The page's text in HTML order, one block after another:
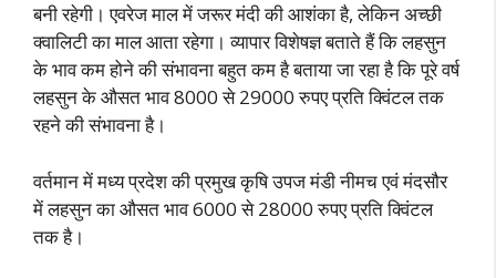
बनी रहेगी। एवरेज माल में जरूर मंदी की आशंका है, लेकिन अच्छी
क्वालिटी का माल आता रहेगा। व्यापार विशेषज्ञ बताते हैं कि लहसुन
के भाव कम होने की संभावना बहुत कम है बताया जा रहा है कि पूरे वर्ष
लहसुन के औसत भाव 8000 से 29000 रुपए प्रति क्विंटल तक
रहने की संभावना है।
वर्तमान में मध्य प्रदेश की प्रमुख कृषि उपज मंडी नीमच एवं मंदसौर
में लहसुन का औसत भाव 6000 से 28000 रुपए प्रति क्विंटल
तक है।